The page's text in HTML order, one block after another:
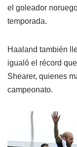
el goleador
temporada.
Haaland también
igualó el récord
Shearer, quienes
campeonato.